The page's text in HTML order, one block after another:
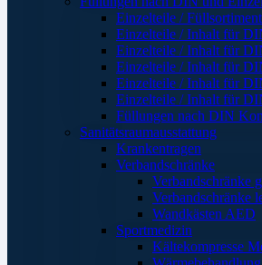
Einzelteile /
Einzelteile / Inhalt für
Einzelteile / Inhalt für
Einzelteile / Inhalt für
Einzelteile / Inhalt für
Einzelteile / Inhalt für
Füllungen nach DIN
Sanitätsraumausstattung
Krankentragen
Verbandschränke
Verbandschränke
Verbandschränke
Wandkästen AED
Sportmedizin
Kältekompresse